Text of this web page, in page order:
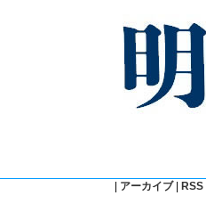
アーカイブ| RSS